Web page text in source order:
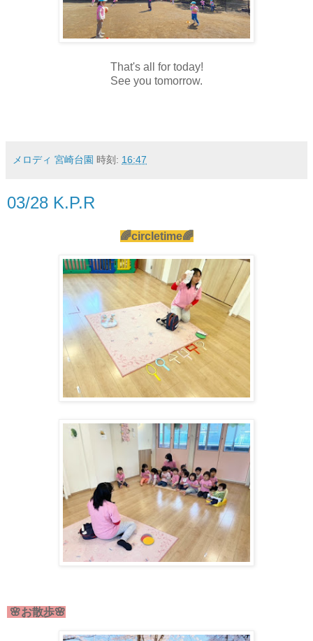
That's all for today!
See you tomorrow.
メロディ 宮崎台園 時刻: 16:47
03/28 K.P.R
🌈circletime🌈
🌸お散歩🌸